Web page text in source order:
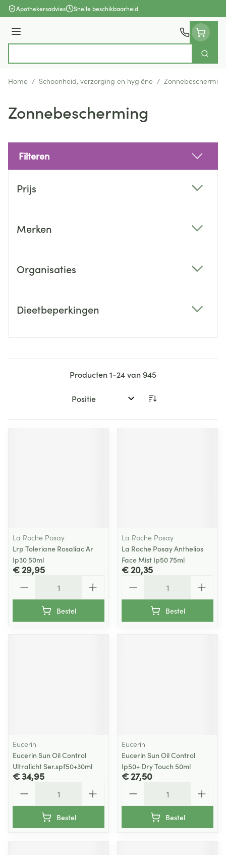
Ga naar de inhoud
Apothekersadvies Snelle beschikbaarheid
Menu
Zoek
Home / Schoonheid, verzorging en hygiëne / Zonnebescherming
Zonnebescherming
Filteren
Prijs
Merken
Organisaties
Dieetbeperkingen
Producten1-24van945
Sorteer op:
La Roche Posay
Lrp Toleriane Rosaliac Ar
Ip30 50ml
€ 29,95
Bestel
La Roche Posay
La Roche Posay Anthelios
Face Mist Ip50 75ml
€ 20,35
Bestel
Eucerin
Eucerin Sun Oil Control
Ultralicht Ser.spf50+30ml
€ 34,95
Bestel
Eucerin
Eucerin Sun Oil Control
Ip50+ Dry Touch 50ml
€ 27,50
Bestel